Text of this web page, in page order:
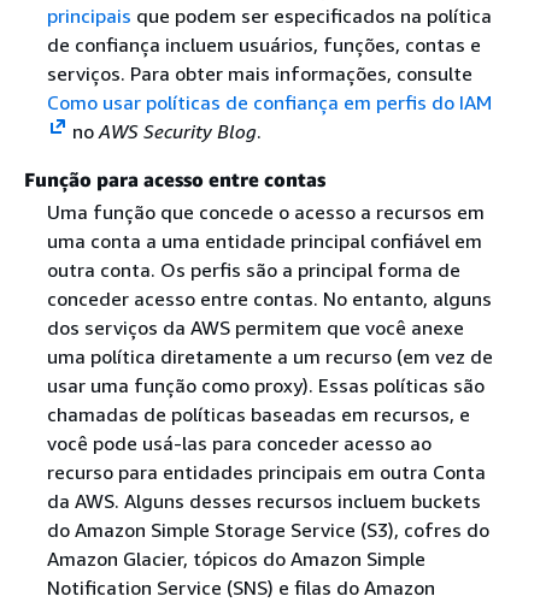
principais que podem ser especificados na política
de confiança incluem usuários, funções, contas e
serviços. Para obter mais informações, consulte
Como usar políticas de confiança em perfis do IAM
noAWS Security Blog.
Função para acesso entre contas
Uma função que concede o acesso a recursos em
uma conta a uma entidade principal confiável em
outra conta. Os perfis são a principal forma de
conceder acesso entre contas. No entanto, alguns
dos serviços da AWS permitem que você anexe
uma política diretamente a um recurso (em vez de
usar uma função como proxy). Essas políticas são
chamadas de políticas baseadas em recursos, e
você pode usá-las para conceder acesso ao
recurso para entidades principais em outra Conta
da AWS. Alguns desses recursos incluem buckets
do Amazon Simple Storage Service (S3), cofres do
Amazon Glacier, tópicos do Amazon Simple
Notification Service (SNS) e filas do Amazon